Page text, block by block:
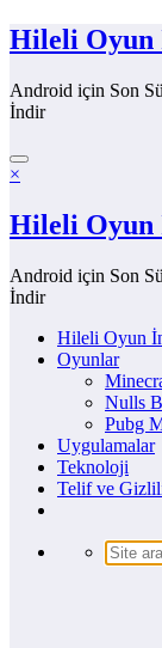
İçeriğe
atla
Hileli
Android için Son
İndir
×
Hileli
Android için Son
İndir
Hileli Oyun
Oyunlar
Nulls
Pubg
Uygulamalar
Teknoloji
Telif ve